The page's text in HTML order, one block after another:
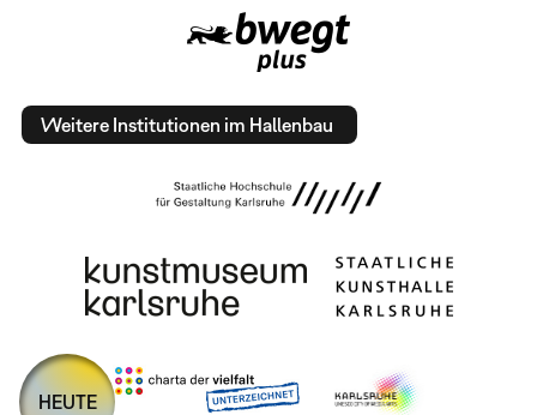
Weitere Institutionen im Hallenbau
HEUTE